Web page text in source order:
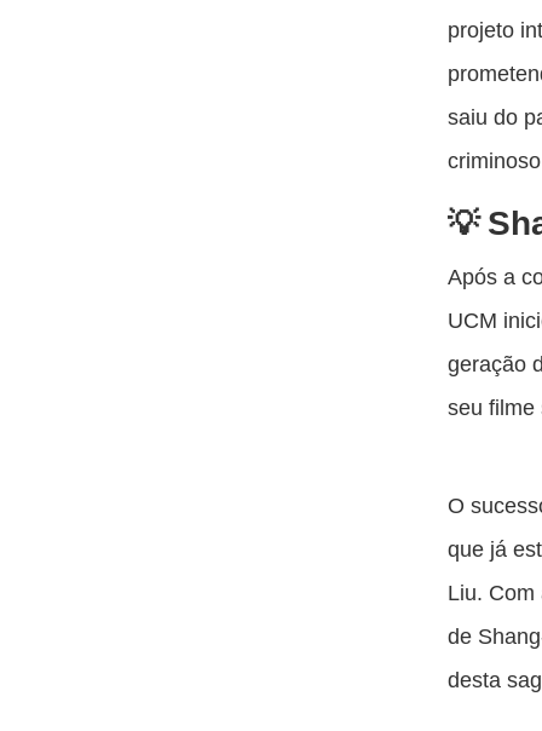
projeto
saiu do
Após a
UCM
geração
seu filme
O
que já
Liu. Com
de
desta